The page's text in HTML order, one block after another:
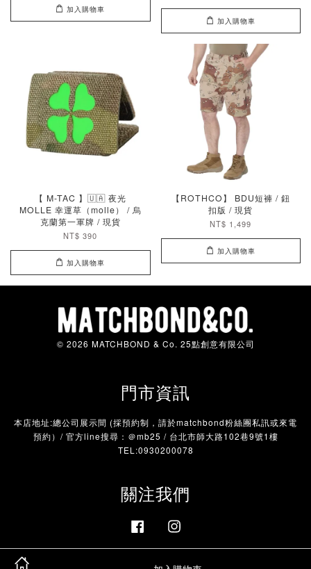
加入購物車
加入購物車
【 M-TAC 】🇺🇦 夜光
MOLLE 幸運草（molle） / 烏
克蘭第一軍牌 / 現貨
NT$ 390
加入購物車
【ROTHCO】 BDU短褲 / 鈕
扣版 / 現貨
NT$ 1,499
加入購物車
© 2026 MATCHBOND & Co. 25點創意有限公司
門市資訊
本店地址:總公司展示間 (採預約制，請於matchbond粉絲團私訊或來電
預約）/ 官方line搜尋：＠mb25 / 台北市師大路102巷9號1樓
TEL:0930200078
關注我們
Facebook